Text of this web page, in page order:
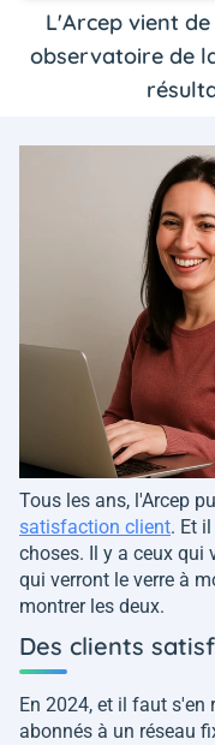
L'Arcep vient
observatoire de
Tous les ans, l'Arcep
satisfaction client. Et
choses. Il y a ceux qui
qui verront le verre à
montrer les deux.
Des clients
En 2024, et il faut
abonnés à un réseau